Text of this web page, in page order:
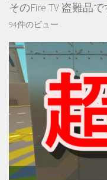
そのFire TV 盗難品
94件のビュー